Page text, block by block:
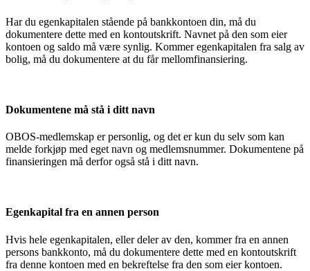
Har du egenkapitalen stående på bankkontoen din, må du
dokumentere dette med en kontoutskrift. Navnet på den som eier
kontoen og saldo må være synlig. Kommer egenkapitalen fra salg av
bolig, må du dokumentere at du får mellomfinansiering.
Dokumentene må stå i ditt navn
OBOS-medlemskap er personlig, og det er kun du selv som kan
melde forkjøp med eget navn og medlemsnummer. Dokumentene på
finansieringen må derfor også stå i ditt navn.
Egenkapital fra en annen person
Hvis hele egenkapitalen, eller deler av den, kommer fra en annen
persons bankkonto, må du dokumentere dette med en kontoutskrift
fra denne kontoen med en bekreftelse fra den som eier kontoen.